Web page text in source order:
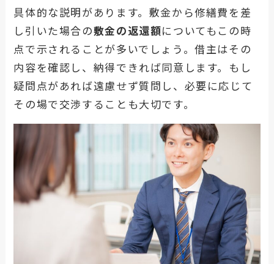
具体的な説明があります。敷金から修繕費を差
し引いた場合の敷金の返還額についてもこの時
点で示されることが多いでしょう。借主はその
内容を確認し、納得できれば同意します。もし
疑問点があれば遠慮せず質問し、必要に応じて
その場で交渉することも大切です。